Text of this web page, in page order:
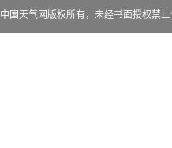
中国天气网版权所有，未经书面授权